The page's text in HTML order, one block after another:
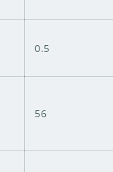
0.5
56